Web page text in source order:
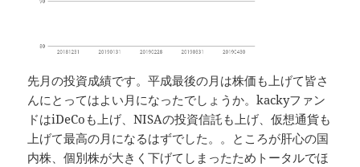
先月の投資成績です。平成最後の月は株価も上げて皆さ
んにとってはよい月になったでしょうか。kackyファン
ドはiDeCoも上げ、NISAの投資信託も上げ、仮想通貨も
上げて最高の月になるはずでした。。ところが肝心の国
内株、個別株が大きく下げてしまったためトータルでほ